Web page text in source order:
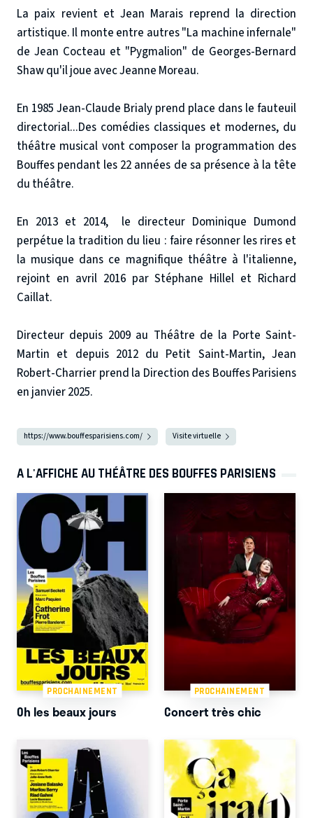
La paix revient et Jean Marais reprend la direction
artistique. Il monte entre autres "La machine infernale"
de Jean Cocteau et "Pygmalion" de Georges-Bernard
Shaw qu'il joue avec Jeanne Moreau.
En 1985 Jean-Claude Brialy prend place dans le fauteuil
directorial...Des comédies classiques et modernes, du
théâtre musical vont composer la programmation des
Bouffes pendant les 22 années de sa présence à la tête
du théâtre.
En 2013 et 2014, le directeur Dominique Dumond
perpétue la tradition du lieu : faire résonner les rires et
la musique dans ce magnifique théâtre à l'italienne,
rejoint en avril 2016 par Stéphane Hillel et Richard
Caillat.
Directeur depuis 2009 au Théâtre de la Porte Saint-
Martin et depuis 2012 du Petit Saint-Martin, Jean
Robert-Charrier prend la Direction des Bouffes Parisiens
en janvier 2025.
https://www.bouffesparisiens.com/ Visite virtuelle
A L'AFFICHE AU THÉÂTRE DES BOUFFES PARISIENS
PROCHAINEMENT
Oh les beaux jours
PROCHAINEMENT
Concert très chic